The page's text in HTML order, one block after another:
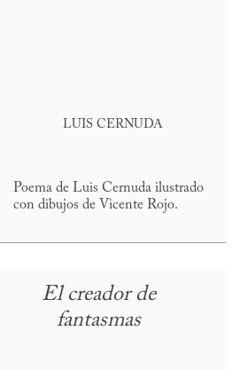
LUIS CERNUDA
Poema de Luis Cernuda ilustrado
con dibujos de Vicente Rojo.
El creador de
fantasmas